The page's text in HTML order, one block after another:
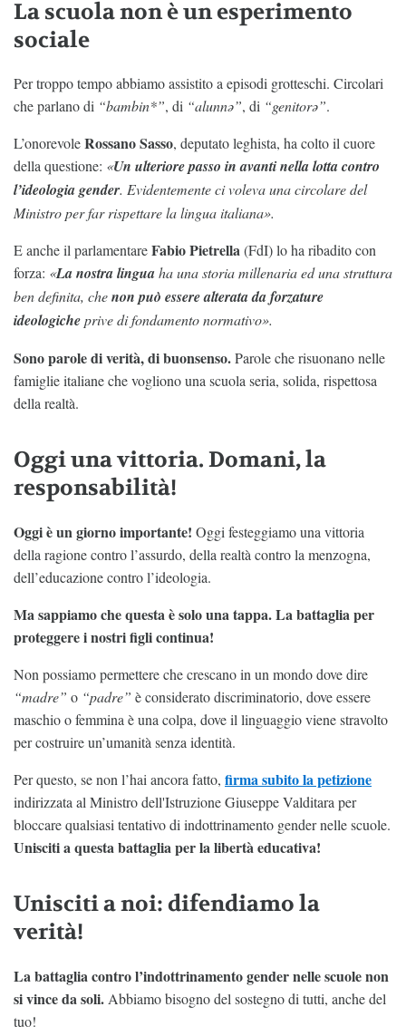
La scuola non è un esperimento
sociale
Per troppo tempo abbiamo assistito a episodi grotteschi. Circolari
che parlano di “bambin*”, di “alunnǝ”, di “genitorə”.
L’onorevoleRossano Sasso, deputato leghista, ha colto il cuore
della questione: «Un ulteriore passo in avanti nella lotta contro
l’ideologia gender. Evidentemente ci voleva una circolare del
Ministro per far rispettare la lingua italiana».
E anche il parlamentareFabio Pietrella(FdI) lo ha ribadito con
forza: «La nostra linguaha una storia millenaria ed una struttura
ben definita, chenon può essere alterata da forzature
ideologicheprive di fondamento normativo».
Sono parole di verità, di buonsenso.Parole che risuonano nelle
famiglie italiane che vogliono una scuola seria, solida, rispettosa
della realtà.
Oggi una vittoria. Domani, la
responsabilità!
Oggi è un giorno importante! Oggi festeggiamo una vittoria
della ragione contro l’assurdo, della realtà contro la menzogna,
dell’educazione contro l’ideologia.
Ma sappiamo che questa è solo una tappa. La battaglia per
proteggere i nostri figli continua!
Non possiamo permettere che crescano in un mondo dove dire
“madre” o “padre” è considerato discriminatorio, dove essere
maschio o femmina è una colpa, dove il linguaggio viene stravolto
per costruire un’umanità senza identità.
Per questo, se non l’hai ancora fatto, firma subito la petizione
indirizzata al Ministro dell'Istruzione Giuseppe Valditara per
bloccare qualsiasi tentativo di indottrinamento gender nelle scuole.
Unisciti a questa battaglia per la libertà educativa!
Unisciti a noi: difendiamo la
verità!
La battaglia contro l’indottrinamento gender nelle scuole non
si vince da soli.Abbiamo bisogno del sostegno di tutti, anche del
tuo!